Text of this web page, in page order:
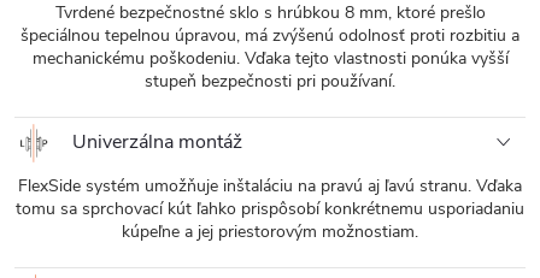
Tvrdené bezpečnostné sklo s hrúbkou 8 mm, ktoré prešlo
špeciálnou tepelnou úpravou, má zvýšenú odolnosť proti rozbitiu a
mechanickému poškodeniu. Vďaka tejto vlastnosti ponúka vyšší
stupeň bezpečnosti pri používaní.
Univerzálna montáž
FlexSide systém umožňuje inštaláciu na pravú aj ľavú stranu. Vďaka
tomu sa sprchovací kút ľahko prispôsobí konkrétnemu usporiadaniu
kúpeľne a jej priestorovým možnostiam.